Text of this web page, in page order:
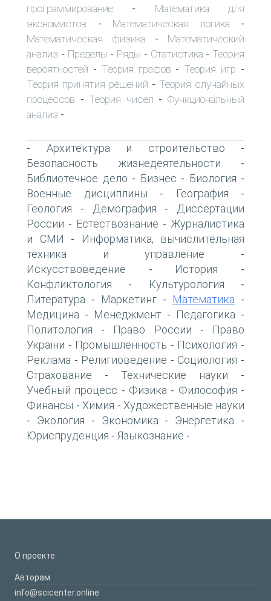
программирование - Математика для
экономистов - Математическая логика -
Математическая физика - Математический
анализ - Пределы - Ряды - Статистика - Теория
вероятностей - Теория графов - Теория игр -
Теория принятия решений - Теория случайных
процессов - Теория чисел -Функциональный
анализ -
- Архитектура и строительство -
Безопасность жизнедеятельности -
Библиотечное дело - Бизнес - Биология -
Военные дисциплины - География -
Геология - Демография -
Диссертации
России - Естествознание - Журналистика
и СМИ -
Информатика, вычислительная
техника и управление -
Искусствоведение - История -
Конфликтология - Культурология -
Литература - Маркетинг - Математика -
Медицина - Менеджмент - Педагогика -
Политология - Право России -
Право
України - Промышленность - Психология -
Реклама - Религиоведение - Социология -
Страхование - Технические науки -
Учебный процесс - Физика - Философия -
Финансы - Химия - Художественные науки
- Экология - Экономика - Энергетика -
Юриспруденция - Языкознание -
О проекте
Авторам
info@scicenter.online